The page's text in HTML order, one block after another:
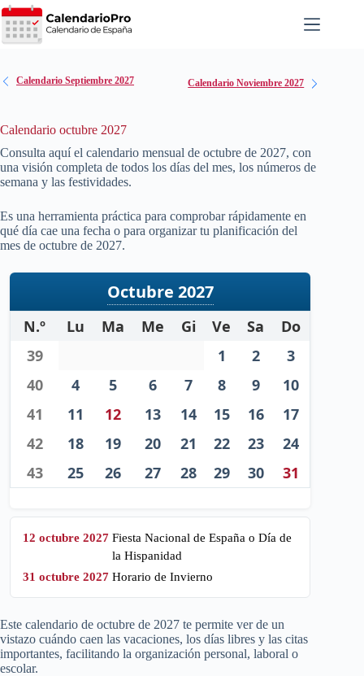
Saltar
al
contenido
Calendario Septiembre 2027 Calendario Noviembre 2027
Calendario octubre 2027
Consulta aquí el calendario mensual de octubre de 2027, con
una visión completa de todos los días del mes, los números de
semana y las festividades.
Es una herramienta práctica para comprobar rápidamente en
qué día cae una fecha o para organizar tu planificación del
mes de octubre de 2027.
Octubre 2027
N.º Lu Ma Me Gi Ve Sa
Do
39
1 2
3
40
4 5 6 7 8 9
10
41
11 12 13 14 15 16
17
42
18 19 20 21 22 23
24
43
25 26 27 28 29 30 31
12 octubre 2027 Fiesta Nacional de España o Día de
la Hispanidad
31 octubre 2027 Horario de Invierno
Este calendario de octubre de 2027 te permite ver de un
vistazo cuándo caen las vacaciones, los días libres y las citas
importantes, facilitando la organización personal, laboral o
escolar.